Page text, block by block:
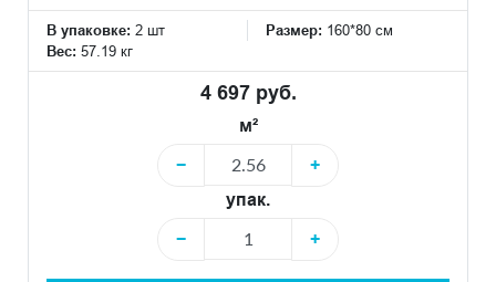
В упаковке: 2 шт Размер: 160*80 см
Вес: 57.19 кг
4 697 руб.
м²
−
+
упак.
−
+